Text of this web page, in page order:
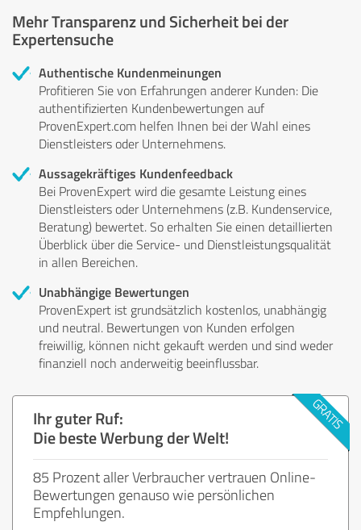
Mehr Transparenz und Sicherheit bei der
Expertensuche
Authentische Kundenmeinungen
Profitieren Sie von Erfahrungen anderer Kunden: Die
authentifizierten Kundenbewertungen auf
ProvenExpert.com helfen Ihnen bei der Wahl eines
Dienstleisters oder Unternehmens.
Aussagekräftiges Kundenfeedback
Bei ProvenExpert wird die gesamte Leistung eines
Dienstleisters oder Unternehmens (z.B. Kundenservice,
Beratung) bewertet. So erhalten Sie einen detaillierten
Überblick über die Service- und Dienstleistungsqualität
in allen Bereichen.
Unabhängige Bewertungen
ProvenExpert ist grundsätzlich kostenlos, unabhängig
und neutral. Bewertungen von Kunden erfolgen
freiwillig, können nicht gekauft werden und sind weder
finanziell noch anderweitig beeinflussbar.
Ihr guter Ruf:
Die beste Werbung der Welt!
85 Prozent aller Verbraucher vertrauen Online-
Bewertungen genauso wie persönlichen
Empfehlungen.